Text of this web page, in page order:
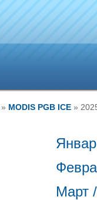
» MODIS PGB ICE »
Март